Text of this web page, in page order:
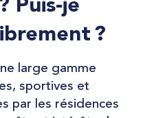
Puis-je
?
large gamme
sportives et
par les résidences